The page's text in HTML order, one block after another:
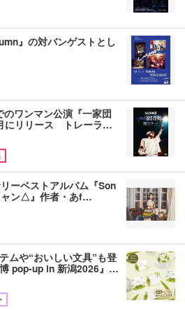
』の対バンゲストとし
ワンマン公演『一家団
にリリース トレーラ…
ーベストアルバム『Son
ャン△』作者・あf…
ムや“おいしい文具”も登
pop-up in 新潟2026』…